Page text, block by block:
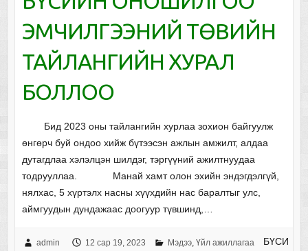
ЭМЧИЛГЭЭНИЙ ТӨВИЙН
ТАЙЛАНГИЙН ХУРАЛ
БОЛЛОО
Бид 2023 оны тайлангийн хурлаа зохион байгуулж
өнгөрч буй ондоо хийж бүтээсэн ажлын амжилт, алдаа
дутагдлаа хэлэлцэн шилдэг, тэргүүний ажилтнуудаа
тодрууллаа. Манай хамт олон эхийн эндэгдэлгүй,
нялхас, 5 хүртэлх насны хүүхдийн нас баралтыг улс,
аймгуудын дундажаас доогуур түвшинд,…
admin 12 сар 19, 2023 Мэдээ, Үйл ажиллагаа
БҮСИ